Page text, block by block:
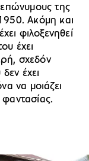
επώνυμους της
Ακόμη και
έχει φιλοξενηθεί
έχει
σχεδόν
έχει
να μοιάζει
φαντασίας.